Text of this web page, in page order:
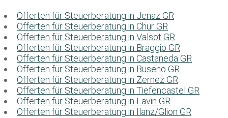
Offerten für Steuerberatung in Jenaz GR
Offerten für Steuerberatung in Chur GR
Offerten für Steuerberatung in Valsot GR
Offerten für Steuerberatung in Braggio GR
Offerten für Steuerberatung in Castaneda GR
Offerten für Steuerberatung in Buseno GR
Offerten für Steuerberatung in Zernez GR
Offerten für Steuerberatung in Tiefencastel GR
Offerten für Steuerberatung in Lavin GR
Offerten für Steuerberatung in Ilanz/Glion GR